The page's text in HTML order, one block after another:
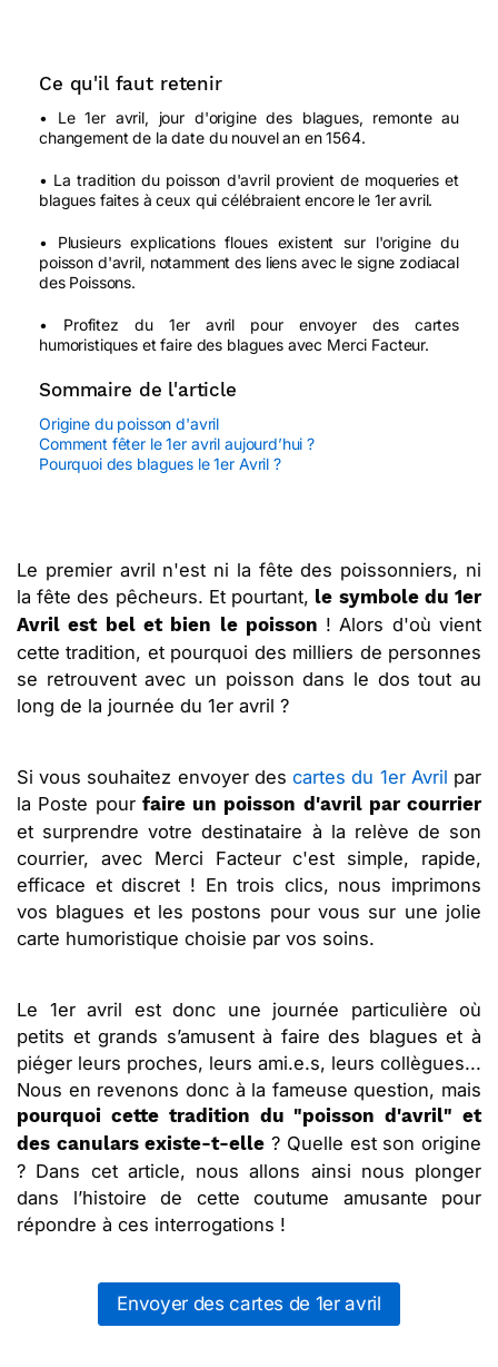
Ce qu'il faut retenir
• Le 1er avril, jour d'origine des blagues, remonte au
changement de la date du nouvel an en 1564.
• La tradition du poisson d'avril provient de moqueries et
blagues faites à ceux qui célébraient encore le 1er avril.
• Plusieurs explications floues existent sur l'origine du
poisson d'avril, notamment des liens avec le signe zodiacal
des Poissons.
• Profitez du 1er avril pour envoyer des cartes
humoristiques et faire des blagues avec Merci Facteur.
Sommaire de l'article
Origine du poisson d'avril
Comment fêter le 1er avril aujourd’hui ?
Pourquoi des blagues le 1er Avril ?
Le premier avril n'est ni la fête des poissonniers, ni
la fête des pêcheurs. Et pourtant, le symbole du 1er
Avril est bel et bien le poisson ! Alors d'où vient
cette tradition, et pourquoi des milliers de personnes
se retrouvent avec un poisson dans le dos tout au
long de la journée du 1er avril ?
Si vous souhaitez envoyer descartes du 1er Avril par
la Poste pour faire un poisson d'avril par courrier
et surprendre votre destinataire à la relève de son
courrier, avec Merci Facteur c'est simple, rapide,
efficace et discret ! En trois clics, nous imprimons
vos blagues et les postons pour vous sur une jolie
carte humoristique choisie par vos soins.
Le 1er avril est donc une journée particulière où
petits et grands s’amusent à faire des blagues et à
piéger leurs proches, leurs ami.e.s, leurs collègues...
Nous en revenons donc à la fameuse question, mais
pourquoi cette tradition du "poisson d'avril" et
des canulars existe-t-elle ? Quelle est son origine
? Dans cet article, nous allons ainsi nous plonger
dans l’histoire de cette coutume amusante pour
répondre à ces interrogations !
Envoyer des cartes de 1er avril